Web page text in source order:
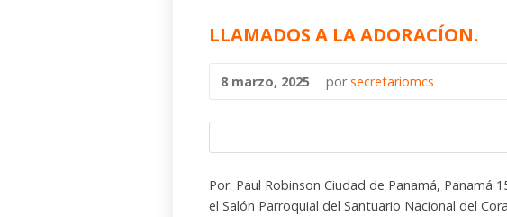
LLAMADOS A LA ADORACÍON.
8 marzo, 2025 porsecretariomcs
Por: Paul Robinson Ciudad de Panamá,
el Salón Parroquial del Santuario Nacional del